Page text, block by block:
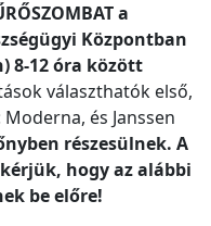
a
Központban
8-12 óra között
választhatók első,
és Janssen
részesülnek. A
hogy az alábbi
be előre!